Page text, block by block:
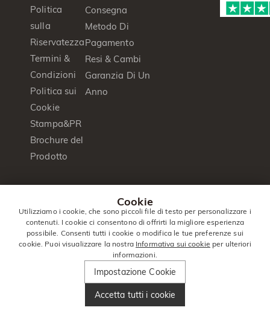
Politica
sulla
Riservatezza
Termini &
Condizioni
Politica sui
Cookie
Stampa&PR
Brochure del
Prodotto
Consegna
Metodo Di
Pagamento
Resi & Cambi
Garanzia Di Un
Anno
2026
Jewelry
Riservati.
Italia|Italiano(it)|EUR €
Cookie
Utilizziamo i cookie, che sono piccoli file di testo per personalizzare i
contenuti. I cookie ci consentono di offrirti la migliore esperienza
possibile. Consenti tutti i cookie o modifica le tue preferenze sui
cookie. Puoi visualizzare la nostra Informativa sui cookie per ulteriori
informazioni.
Impostazione Cookie
Accetta tutti i cookie